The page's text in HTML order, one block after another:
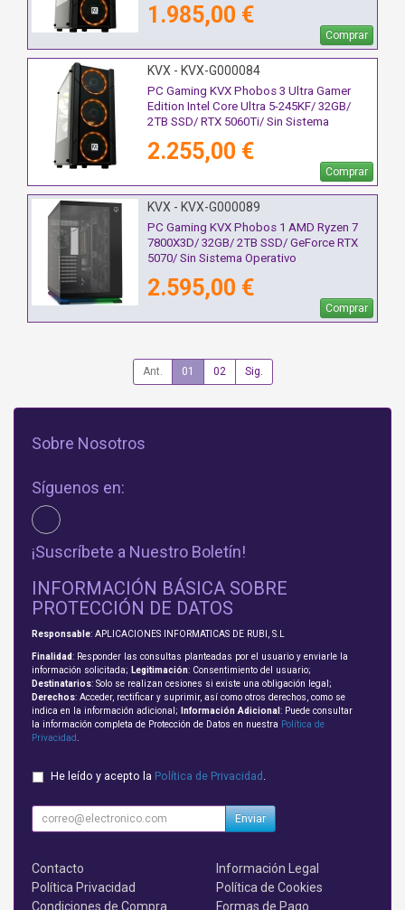
1.985,00 €
Comprar
KVX - KVX-G000084
PC Gaming KVX Phobos 3 Ultra Gamer
Edition Intel Core Ultra 5-245KF/ 32GB/
2TB SSD/ RTX 5060Ti/ Sin Sistema
2.255,00 €
Comprar
KVX - KVX-G000089
PC Gaming KVX Phobos 1 AMD Ryzen 7
7800X3D/ 32GB/ 2TB SSD/ GeForce RTX
5070/ Sin Sistema Operativo
2.595,00 €
Comprar
Ant. 01 02 Sig.
Sobre Nosotros
Síguenos en:
¡Suscríbete a Nuestro Boletín!
INFORMACIÓN BÁSICA SOBRE
PROTECCIÓN DE DATOS
Responsable: APLICACIONES INFORMATICAS DE RUBI, S.L
Finalidad: Responder las consultas planteadas por el usuario y enviarle la
información solicitada; Legitimación: Consentimiento del usuario;
Destinatarios: Solo se realizan cesiones si existe una obligación legal;
Derechos: Acceder, rectificar y suprimir, así como otros derechos, como se
indica en la información adicional;
Información Adicional : Puede consultar
la información completa de Protección de Datos en nuestra Política de
Privacidad
He leído y acepto la Política de Privacidad
Enviar
Contacto
Información Legal
Política Privacidad
Política de Cookies
Condiciones de Compra
Formas de Pago